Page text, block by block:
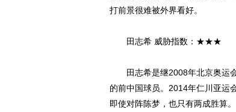
打前景很难被外界看好。
田志希 威胁指数：★★★
田志希是继2008年北京奥运会
的前中国球员。2014年仁川亚运
即使对阵陈梦，也只有两成胜算